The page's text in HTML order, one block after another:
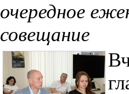
очередное
совещание